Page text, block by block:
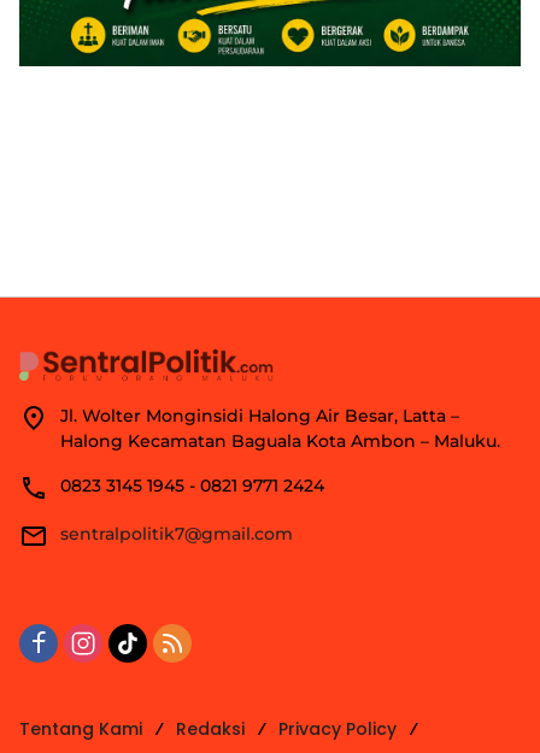
Jl. Wolter Monginsidi Halong Air Besar, Latta –
Halong Kecamatan Baguala Kota Ambon – Maluku.
0823 3145 1945 - 0821 9771 2424
sentralpolitik7@gmail.com
Tentang Kami Redaksi
Privacy Policy